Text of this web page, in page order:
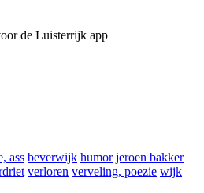
de Luisterrijk app
ass beverwijk humor jeroen bakker
verloren verveling, poezie wijk